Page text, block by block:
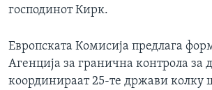
господинот Кирк.
Европската Комисија предлага
Агенција за гранична контрола за
координираат 25-те држави колку